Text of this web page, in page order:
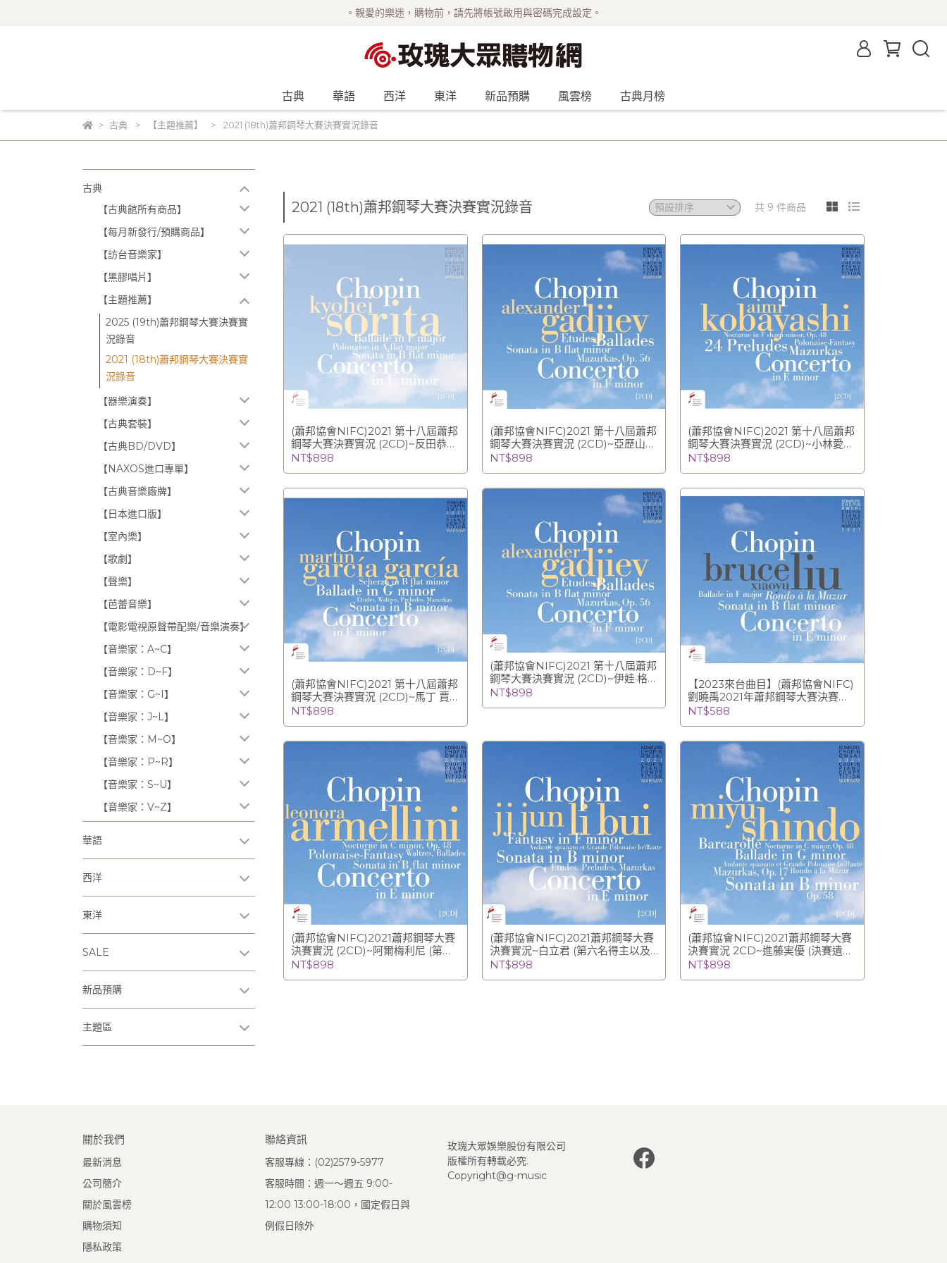
。親愛的樂迷，購物前，請先將帳號啟用與密碼完成設定。
古典 華語 西洋 東洋 新品預購 風雲榜 古典月榜
古典 【主題推薦】 2021 (18th)蕭邦鋼琴大賽決賽實況錄音
古典
【古典館所有商品】
【每月新發行/預購商品】
【訪台音樂家】
【黑膠唱片】
【主題推薦】
2025 (19th)蕭邦鋼琴大賽決賽實
況錄音
2021 (18th)蕭邦鋼琴大賽決賽實
況錄音
【器樂演奏】
【古典套裝】
【古典BD/DVD】
【NAXOS進口專單】
【古典音樂廠牌】
【日本進口版】
【室內樂】
【歌劇】
【聲樂】
【芭蕾音樂】
【電影電視原聲帶配樂/音樂演奏】
【音樂家：A~C】
【音樂家：D~F】
【音樂家：G~I】
【音樂家：J~L】
【音樂家：M~O】
【音樂家：P~R】
【音樂家：S~U】
【音樂家：V~Z】
華語
西洋
東洋
SALE
新品預購
主題區
2021 (18th)蕭邦鋼琴大賽決賽實況錄音 共 9 件商品
(蕭邦協會NIFC)2021 第十八屆蕭邦
鋼琴大賽決賽實況 (2CD)~反田恭平
(銀牌得主) / Kyohei Sorita
NT$898
(蕭邦協會NIFC)2021 第十八屆蕭邦
鋼琴大賽決賽實況 (2CD)~亞歷山大·
加吉耶夫 (銀牌得主與最佳奏鳴曲演
NT$898
(蕭邦協會NIFC)2021 第十八屆蕭邦
鋼琴大賽決賽實況 (2CD)~小林愛實
Aimi Kobayashi
NT$898
(蕭邦協會NIFC)2021 第十八屆蕭邦
鋼琴大賽決賽實況 (2CD)~馬丁 賈
西亞·賈西亞 (銅牌得主與最佳協奏曲
NT$898
(蕭邦協會NIFC)2021 第十八屆蕭邦
鋼琴大賽決賽實況 (2CD)~伊娃·格沃
揚 Eva Gevorgian
NT$898
【2023來台曲目】(蕭邦協會NIFC)
劉曉禹2021年蕭邦鋼琴大賽決賽實
況錄音
NT$588
(蕭邦協會NIFC)2021蕭邦鋼琴大賽
決賽實況 (2CD)~阿爾梅利尼 (第五
名得主) / Leonora Armellini
NT$898
(蕭邦協會NIFC)2021蕭邦鋼琴大賽
決賽實況~白立君 (第六名得主以及
最佳年輕鋼琴家特別獎得主)/Jj Jun
NT$898
(蕭邦協會NIFC)2021蕭邦鋼琴大賽
決賽實況 2CD~進藤実優 (決賽遺珠
NT$898
關於我們
最新消息
公司簡介
關於風雲榜
購物須知
隱私政策
聯絡資訊
客服專線：(02)2579-5977
客服時間：週一～週五 9:00-
12:00 13:00-18:00，國定假日與
例假日除外
玫瑰大眾娛樂股份有限公司
版權所有轉載必究.
Copyright@g-music